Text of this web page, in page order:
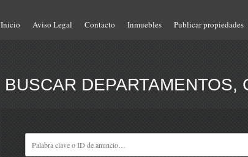
Inicio Aviso Legal Contacto Inmuebles Publicar propiedades
BUSCAR DEPARTAMENTOS,